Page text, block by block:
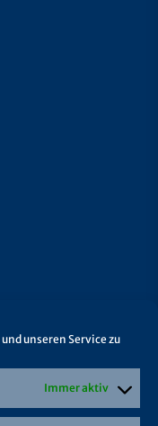
unseren Service zu
Immer aktiv